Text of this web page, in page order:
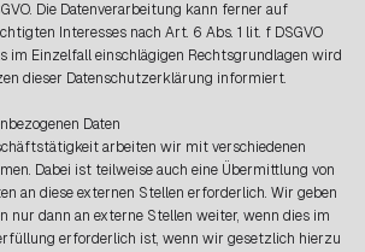
Die Datenverarbeitung kann ferner auf
Interesses nach Art. 6 Abs. 1 lit. f DSGVO
im Einzelfall einschlägigen Rechtsgrundlagen wird
dieser Datenschutzerklärung informiert.
Daten
arbeiten wir mit verschiedenen
Dabei ist teilweise auch eine Übermittlung von
an diese externen Stellen erforderlich. Wir geben
nur dann an externe Stellen weiter, wenn dies im
erforderlich ist, wenn wir gesetzlich hierzu